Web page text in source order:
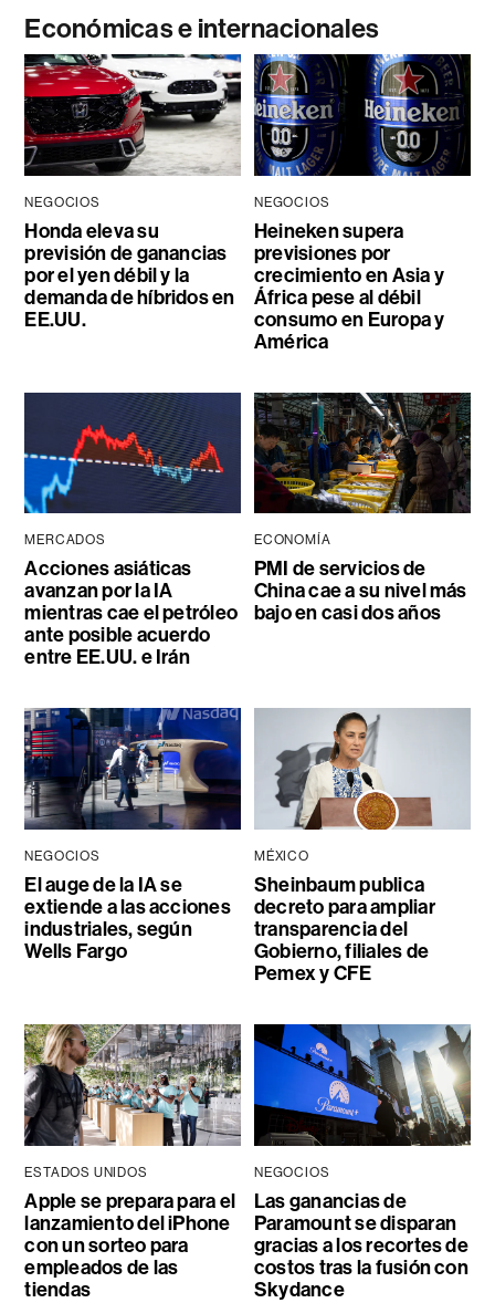
Económicas e internacionales
NEGOCIOS
Honda eleva su
previsión de ganancias
por el yen débil y la
demanda de híbridos en
EE.UU.
NEGOCIOS
Heineken supera
previsiones por
crecimiento en Asia y
África pese al débil
consumo en Europa y
América
MERCADOS
Acciones asiáticas
avanzan por la IA
mientras cae el petróleo
ante posible acuerdo
entre EE.UU. e Irán
ECONOMÍA
PMI de servicios de
China cae a su nivel más
bajo en casi dos años
NEGOCIOS
El auge de la IA se
extiende a las acciones
industriales, según
Wells Fargo
MÉXICO
Sheinbaum publica
decreto para ampliar
transparencia del
Gobierno, filiales de
Pemex y CFE
ESTADOS UNIDOS
Apple se prepara para el
lanzamiento del iPhone
con un sorteo para
empleados de las
tiendas
NEGOCIOS
Las ganancias de
Paramount se disparan
gracias a los recortes de
costos tras la fusión con
Skydance